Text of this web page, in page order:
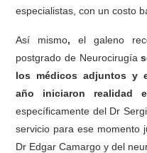
especialistas, con un costo
Así mismo,el galeno
postgrado de Neurocirugía
los médicos adjuntos y
año iniciaron realidad
específicamente del Dr
servicio para ese momento
Dr Edgar Camargo y del